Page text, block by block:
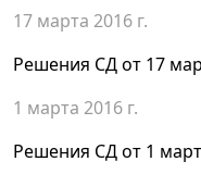
17 марта 2016 г.
Решения СД от 17
1 марта 2016 г.
Решения СД от 1